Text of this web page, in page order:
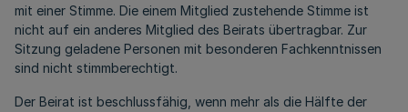
mit einer Stimme. Die einem Mitglied zustehende Stimme ist
nicht auf ein anderes Mitglied des Beirats übertragbar. Zur
Sitzung geladene Personen mit besonderen Fachkenntnissen
sind nicht stimmberechtigt.
Der Beirat ist beschlussfähig, wenn mehr als die Hälfte der